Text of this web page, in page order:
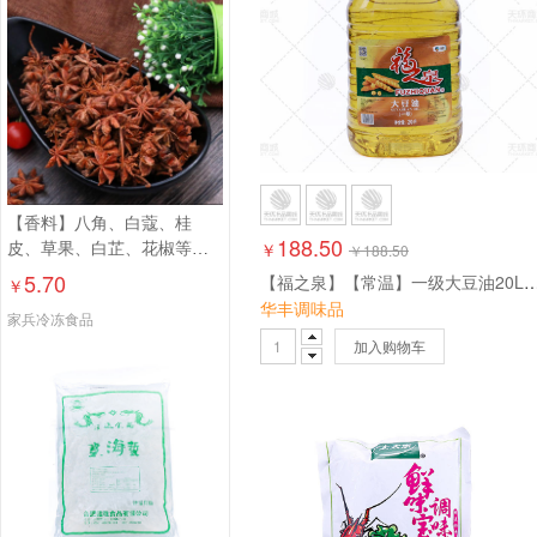
【香料】八角、白蔻、桂
皮、草果、白芷、花椒等【2
份起售】
￥5.70
家兵冷冻食品
￥ 188.50 ￥188.50
【福之泉】【常温
华丰调味品
加入购物车